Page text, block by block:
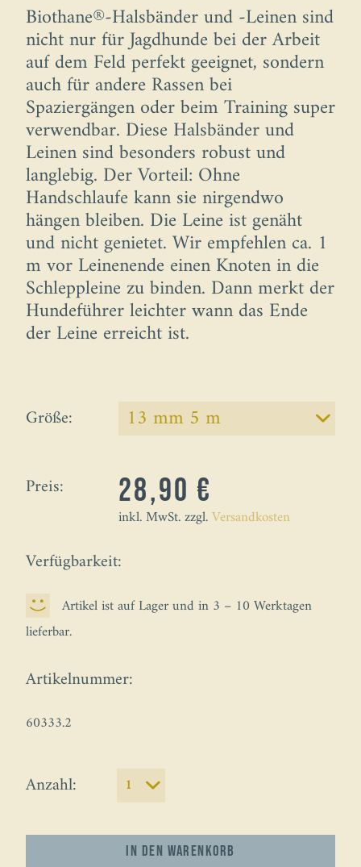
Biothane®-Halsbänder und -Leinen sind
nicht nur für Jagdhunde bei der Arbeit
auf dem Feld perfekt geeignet, sondern
auch für andere Rassen bei
Spaziergängen oder beim Training super
verwendbar. Diese Halsbänder und
Leinen sind besonders robust und
langlebig. Der Vorteil: Ohne
Handschlaufe kann sie nirgendwo
hängen bleiben. Die Leine ist genäht
und nicht genietet. Wir empfehlen ca. 1
m vor Leinenende einen Knoten in die
Schleppleine zu binden. Dann merkt der
Hundeführer leichter wann das Ende
der Leine erreicht ist.
Größe:
Preis: 28,90 €
inkl. MwSt. zzgl.Versandkosten
Verfügbarkeit:
Artikel ist auf Lager und in 3 – 10 Werktagen
lieferbar.
Artikelnummer:
60333.2
Anzahl:
In den Warenkorb